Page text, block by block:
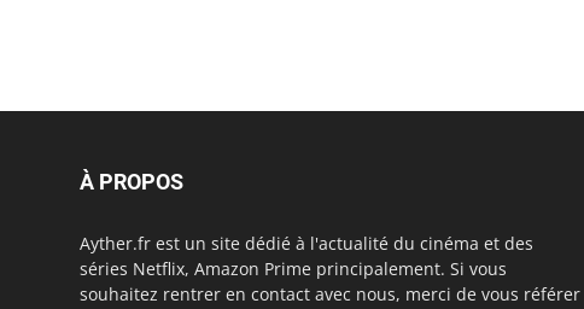
À PROPOS
Ayther.fr est un site dédié à l'actualité du cinéma et des
séries Netflix, Amazon Prime principalement. Si vous
souhaitez rentrer en contact avec nous, merci de vous référer